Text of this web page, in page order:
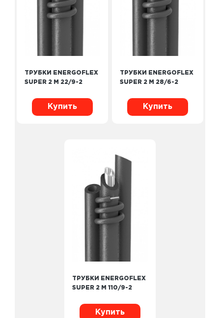
ТРУБКИ ENERGOFLEX
SUPER 2 М 22/9-2
Купить
ТРУБКИ ENERGOFLEX
SUPER 2 М 28/6-2
Купить
ТРУБКИ ENERGOFLEX
SUPER 2 М 110/9-2
Купить